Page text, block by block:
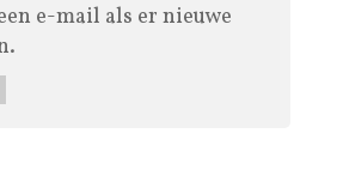
e-mail als er nieuwe